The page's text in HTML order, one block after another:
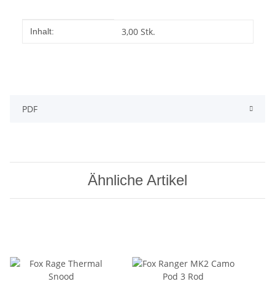
Produkteigenschaft
Wert
Inhalt: 3,00 Stk.
PDF
Ähnliche Artikel